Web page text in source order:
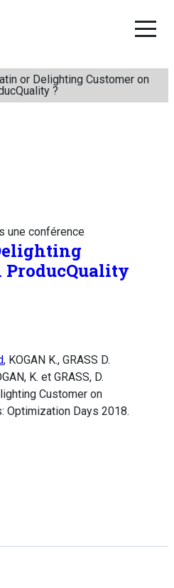
or Delighting Customer on
?
une conférence
ProducQuality
, KOGAN K., GRASS D.
K. et GRASS, D.
Customer on
Optimization Days 2018.